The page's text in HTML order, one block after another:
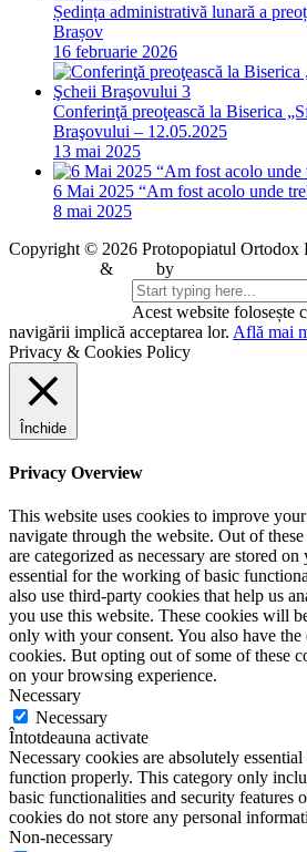
Ședința administrativă lunară a
Brașov
16 februarie 2026
Conferinţă preoţească la Biserica
Braşovului – 12.05.2025
13 mai 2025
6 Mai 2025 “Am fost acolo unde
8 mai 2025
Copyright © 2026 Protopopiatul Ortodox
& by
Acest website folosește
navigării implică acceptarea lor. Află mai
Privacy & Cookies Policy
Închide
Privacy Overview
This website uses cookies to improve
navigate through the website. Out of
are categorized as necessary are stored
essential for the working of basic
also use third-party cookies that help us
you use this website. These cookies will
only with your consent. You also have
cookies. But opting out of some of these
on your browsing experience.
Necessary
Necessary
Întotdeauna activate
Necessary cookies are absolutely
function properly. This category only
basic functionalities and security features
cookies do not store any personal
Non-necessary